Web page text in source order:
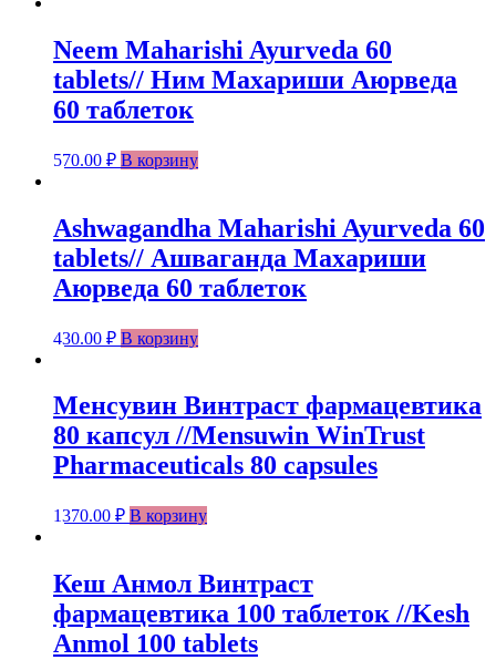
Neem Maharishi Ayurvedа 60
tablets// Ним Махариши Аюрведа
60 таблеток
570.00 ₽ В корзину
Ashwagandha Maharishi Ayurvedа 60
tablets// Ашваганда Махариши
Аюрведа 60 таблеток
430.00 ₽ В корзину
Менсувин Винтраст фармацевтика
80 капсул //Mensuwin WinTrust
Pharmaceuticals 80 capsules
1370.00 ₽ В корзину
Кеш Анмол Винтраст
фармацевтика 100 таблеток //Kesh
Anmol 100 tablets